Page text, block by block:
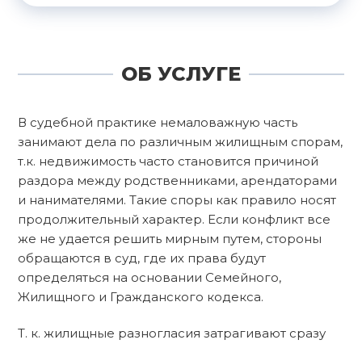
ОБ УСЛУГЕ
В судебной практике немаловажную часть
занимают дела по различным жилищным спорам,
т.к. недвижимость часто становится причиной
раздора между родственниками, арендаторами
и нанимателями. Такие споры как правило носят
продолжительный характер. Если конфликт все
же не удается решить мирным путем, стороны
обращаются в суд, где их права будут
определяться на основании Семейного,
Жилищного и Гражданского кодекса.
Т. к. жилищные разногласия затрагивают сразу